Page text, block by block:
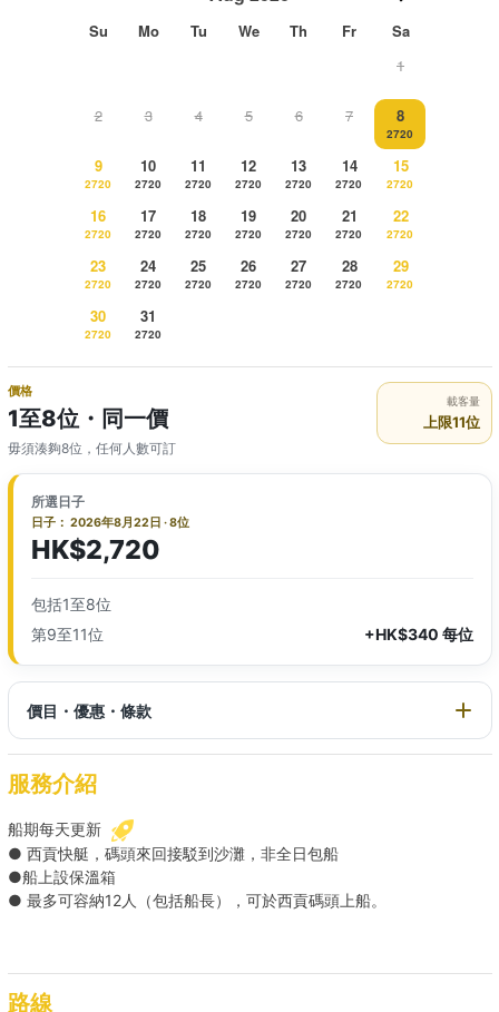
Su Mo Tu We Th Fr
Sa
1
2 3 4 5 6 7 8
2720
9
2720
10
2720
11
2720
12
2720
13
2720
14
2720
15
2720
16
2720
17
2720
18
2720
19
2720
20
2720
21
2720
22
2720
23
2720
24
2720
25
2720
26
2720
27
2720
28
2720
29
2720
30
2720
31
2720
價格
1至8位・同一價
毋須湊夠8位，任何人數可訂
載客量
上限11位
所選日子
日子： 2026年8月22日 · 8位
HK$2,720
包括1至8位
第9至11位
+HK$340 每位
價目・優惠・條款
服務介紹
船期每天更新
● 西貢快艇，碼頭來回接駁到沙灘，非全日包船
●船上設保溫箱
● 最多可容納12人（包括船長），可於西貢碼頭上船。
路線